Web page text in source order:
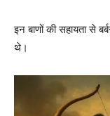
इन बाणों की सहायता से
थे।